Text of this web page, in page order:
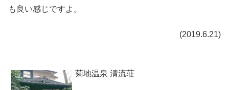
も良い感じですよ。
(2019.6.21)
菊地温泉 清流荘